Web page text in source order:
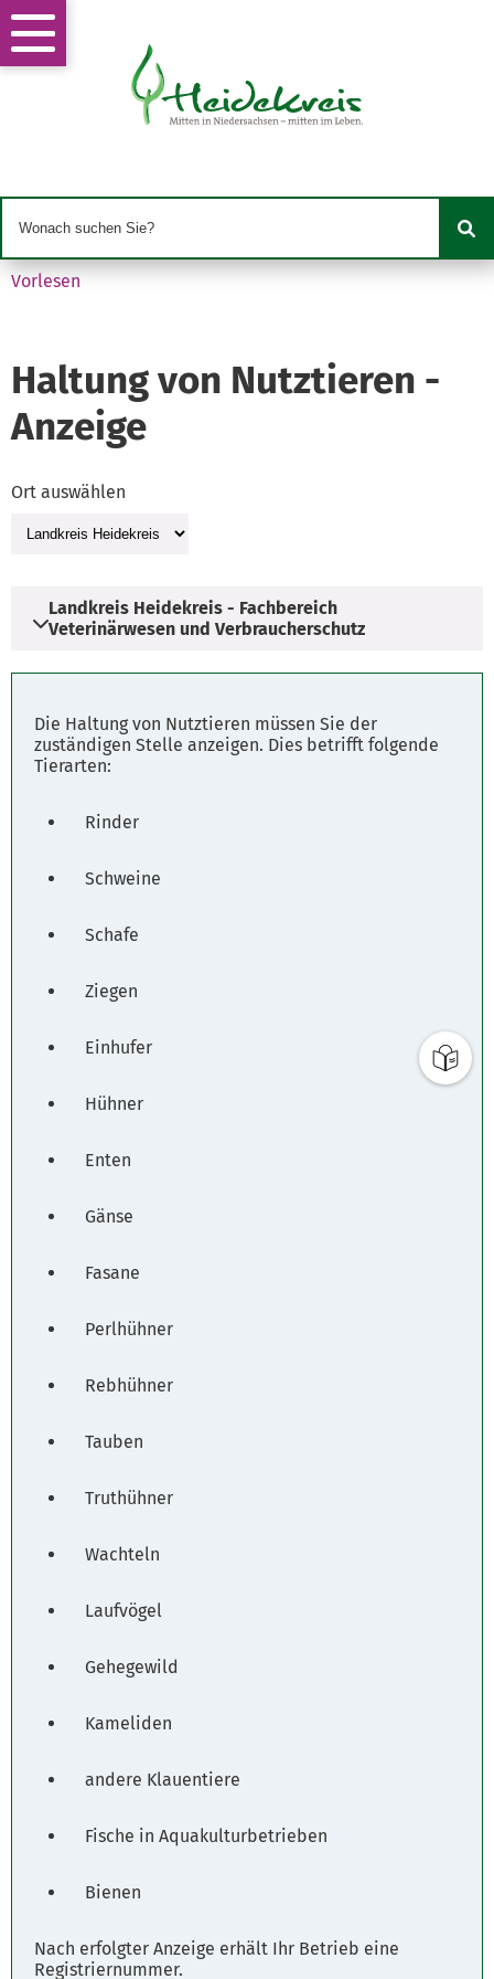
Vorlesen
Haltung von Nutztieren -
Anzeige
Die Haltung von Nutztieren müssen Sie der
zuständigen Stelle anzeigen. Dies betrifft folgende
Tierarten:
Rinder
Schweine
Schafe
Ziegen
Einhufer
Hühner
Enten
Gänse
Fasane
Perlhühner
Rebhühner
Tauben
Truthühner
Wachteln
Laufvögel
Gehegewild
Kameliden
andere Klauentiere
Fische in Aquakulturbetrieben
Bienen
Nach erfolgter Anzeige erhält Ihr Betrieb eine
Registriernummer.
Ort auswählen
Landkreis Heidekreis - Fachbereich
Veterinärwesen und Verbraucherschutz
Quintusstraße 1
29683 Bad Fallingbostel
Montag - Freitag: 8.00 - 12.00 Uhr
Fahrplanauskunft